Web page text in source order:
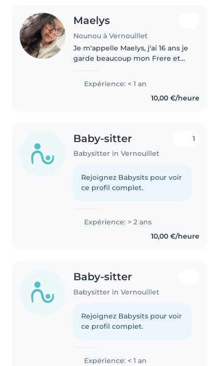
Maelys
Nounou à Vernouillet
Je m'appelle Maelys, j'ai 16 ans je
garde beaucoup mon Frere et
faire des activités manuelles, des
dessins des coloriages,..
Expérience: < 1 an
10,00 €/heure
Baby-sitter
Babysitter in Vernouillet
1
Rejoignez Babysits pour voir
ce profil complet.
Expérience: > 2 ans
10,00 €/heure
Baby-sitter
Babysitter in Vernouillet
Rejoignez Babysits pour voir
ce profil complet.
Expérience: < 1 an